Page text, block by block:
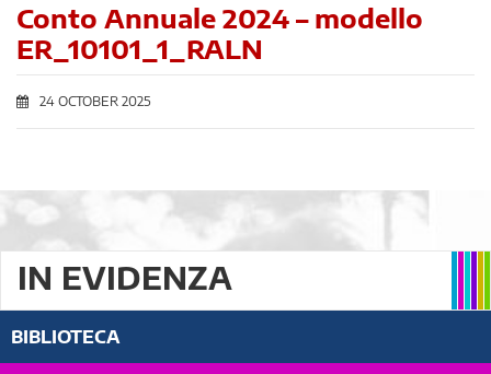
Conto Annuale 2024 – modello
ER_10101_1_RALN
24 OCTOBER 2025
IN EVIDENZA
BIBLIOTECA